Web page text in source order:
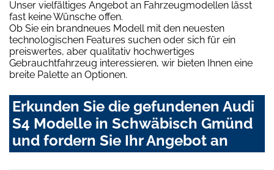
Unser vielfältiges Angebot an Fahrzeugmodellen lässt
fast keine Wünsche offen.
Ob Sie ein brandneues Modell mit den neuesten
technologischen Features suchen oder sich für ein
preiswertes, aber qualitativ hochwertiges
Gebrauchtfahrzeug interessieren, wir bieten Ihnen eine
breite Palette an Optionen.
Erkunden Sie die gefundenen Audi
S4 Modelle in Schwäbisch Gmünd
und fordern Sie Ihr Angebot an